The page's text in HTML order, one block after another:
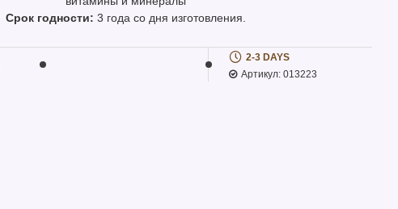
Срок годности: 3 года со дня изготовления.
2-3 DAYS
Артикул: 013223